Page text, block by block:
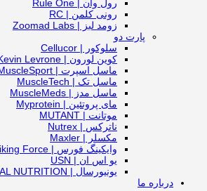
رول وان | Rule One
رونی کلمن | RC
زومد لبز | Zoomad Labs
پارت دو
سلوکور | Cellucor
کوین لورون | Kevin Levrone
ماسل اسپرت | MuscleSport
ماسل تک | MuscleTech
ماسل مدز | MuscleMeds
مای پروتئین | Myprotein
موتانت | MUTANT
ناترکس | Nutrex
مکسلر | Maxler
وایکینگ فورس | Viking Force
یو اس ان | USN
یونیورسال | UNIVERSAL NUTRITION
درباره ما